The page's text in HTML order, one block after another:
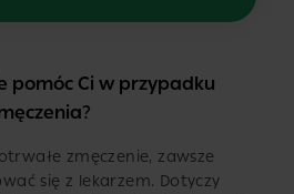
pomóc Ci w przypadku
?
zmęczenie, zawsze
się z lekarzem. Dotyczy